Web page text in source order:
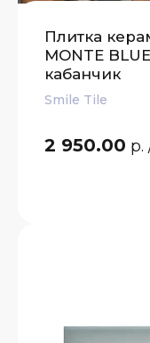
Плитка
MONTE
кабанчик
Smile Tile
2 950.00 р.